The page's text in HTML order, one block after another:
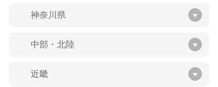
神奈川県
中部・北陸
近畿